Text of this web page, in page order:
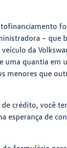
– que
da
uma quantia em
menores que
crédito, você
esperança de